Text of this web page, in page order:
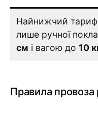
Найнижчий тариф
лише ручної
см і вагою до 10
Правила провоза